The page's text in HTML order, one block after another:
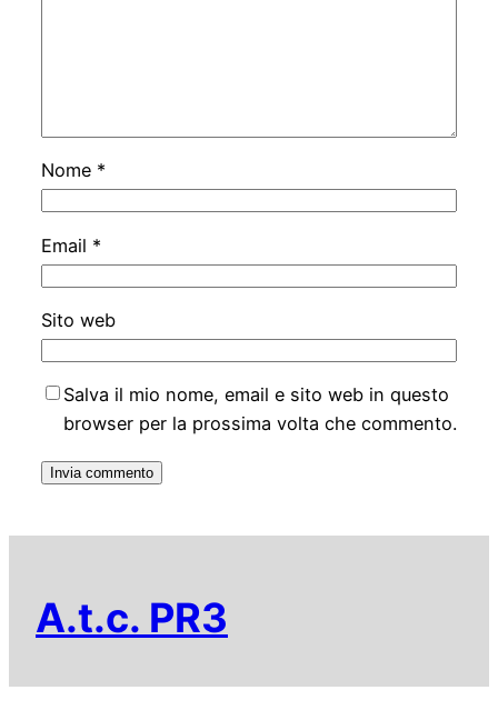
Nome *
Email *
Sito web
Salva il mio nome, email e sito web in questo
browser per la prossima volta che commento.
A.t.c. PR3